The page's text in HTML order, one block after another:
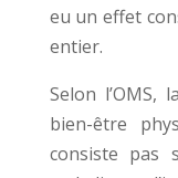
eu un effet
entier.
Selon
bien-être
consiste pas